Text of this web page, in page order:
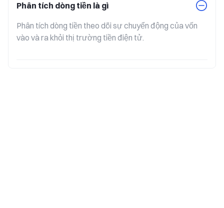
Phân tích dòng tiền là gì
Phân tích dòng tiền theo dõi sự chuyển động của vốn
vào và ra khỏi thị trường tiền điện tử.